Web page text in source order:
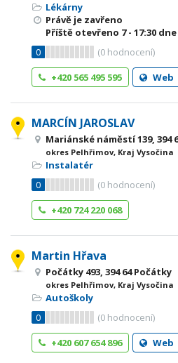
Lékárny
Právě je zavřeno
Příště otevřeno 7 - 17:30 dne
0
(0 hodnocení)
+420 565 495 595
Web
MARCÍN JAROSLAV
Mariánské náměstí 139, 394
okres Pelhřimov, Kraj Vysočina
Instalatér
0
(0 hodnocení)
+420 724 220 068
Martin Hřava
Počátky 493, 394 64 Počátky
okres Pelhřimov, Kraj Vysočina
Autoškoly
0
(0 hodnocení)
+420 607 654 896
Web